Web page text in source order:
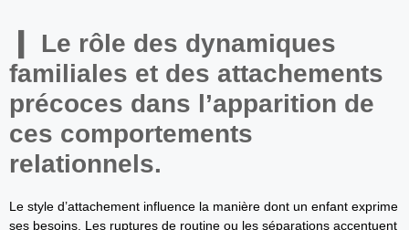
Le rôle des dynamiques
familiales et des attachements
précoces dans l’apparition de
ces comportements
relationnels.
Le style d’attachement influence la manière dont un enfant exprime
ses besoins. Les ruptures de routine ou les séparations accentuent